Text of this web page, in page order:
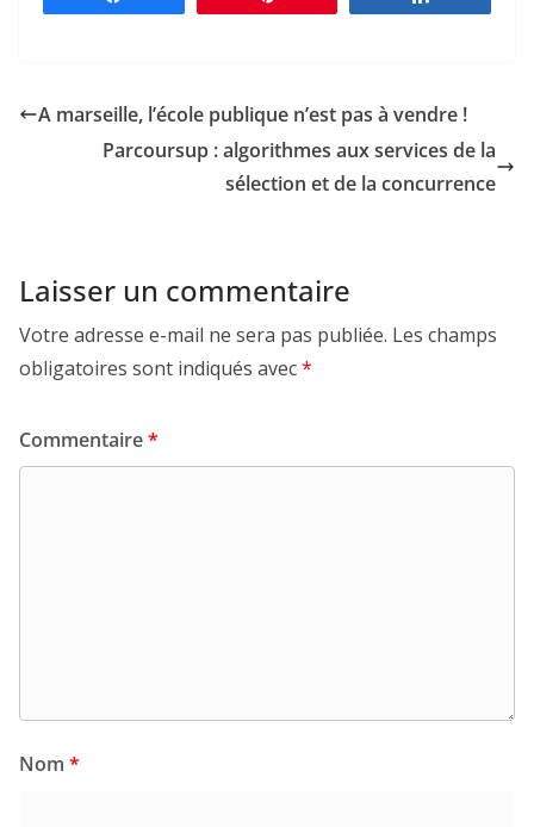
A marseille, l’école publique n’est pas à vendre !
Parcoursup : algorithmes aux services de la
sélection et de la concurrence
Laisser un commentaire
Votre adresse e-mail ne sera pas publiée. Les champs
obligatoires sont indiqués avec*
Commentaire*
Nom *